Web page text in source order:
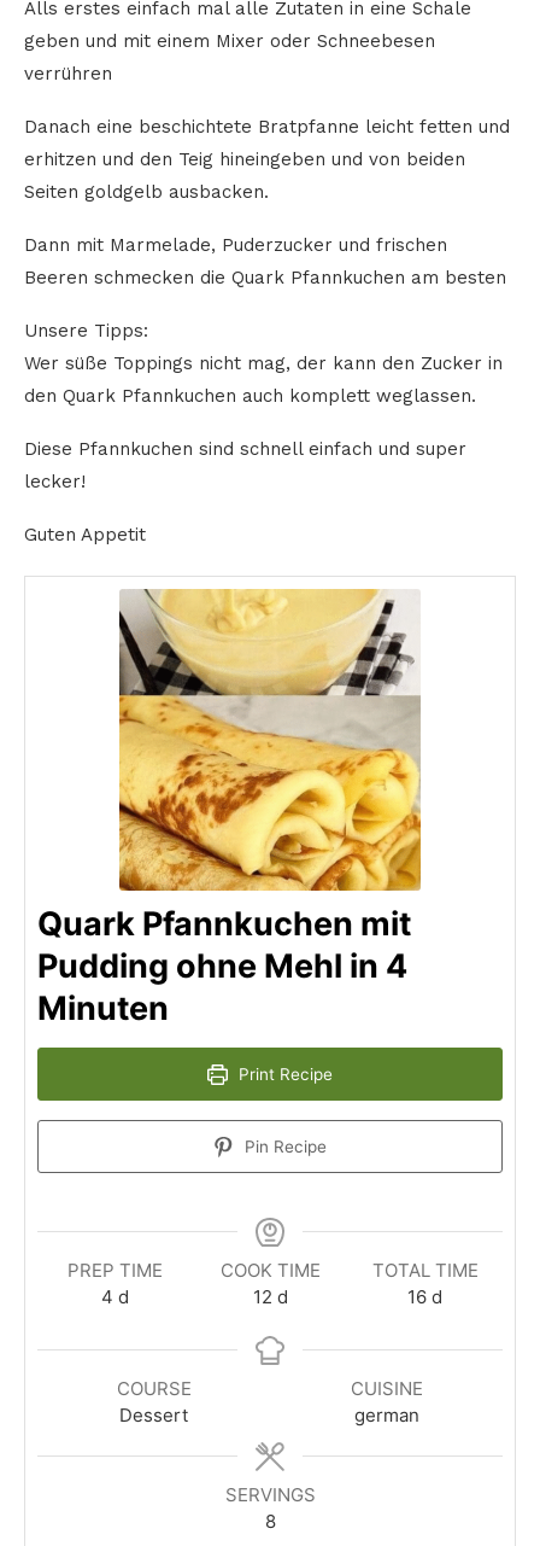
Alls erstes einfach mal alle Zutaten in eine Schale
geben und mit einem Mixer oder Schneebesen
verrühren
Danach eine beschichtete Bratpfanne leicht fetten und
erhitzen und den Teig hineingeben und von beiden
Seiten goldgelb ausbacken.
Dann mit Marmelade, Puderzucker und frischen
Beeren schmecken die Quark Pfannkuchen am besten
Unsere Tipps:
Wer süße Toppings nicht mag, der kann den Zucker in
den Quark Pfannkuchen auch komplett weglassen.
Diese Pfannkuchen sind schnell einfach und super
lecker!
Guten Appetit
Quark Pfannkuchen mit
Pudding ohne Mehl in 4
Minuten
Print Recipe
Pin Recipe
PREP TIME
4 d
COOK TIME
12 d
TOTAL TIME
16 d
COURSE
Dessert
CUISINE
german
SERVINGS
8